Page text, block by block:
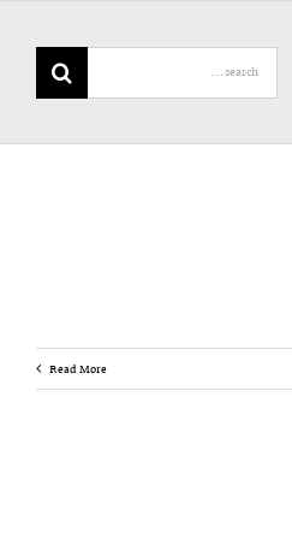
Search
for:
Read More